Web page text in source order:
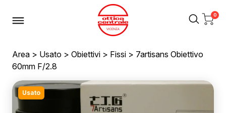
0
Area > Usato > Obiettivi > Fissi > 7artisans Obiettivo
60mm F/2.8
Usato